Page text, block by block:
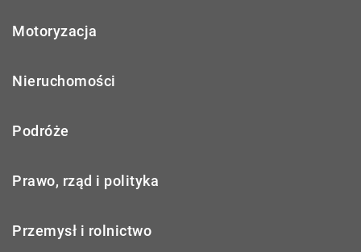
Motoryzacja
Nieruchomości
Podróże
Prawo, rząd i polityka
Przemysł i rolnictwo